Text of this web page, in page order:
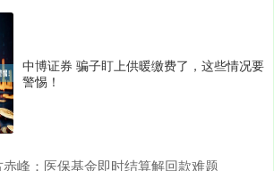
中博证券 骗子盯上供暖缴费了，这些情况要
警惕！
峰：医保基金即时结算解回款难题